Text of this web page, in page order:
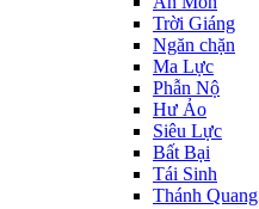
Trời Giáng
Ngăn chặn
Ma Lực
Phẫn Nộ
Hư Ảo
Siêu Lực
Bất Bại
Tái Sinh
Thánh Quang